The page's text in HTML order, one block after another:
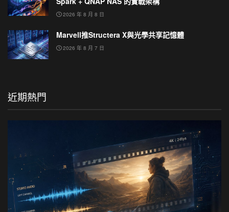
2026 年 8 月 8 日
Marvell推Structera X與光學共享記憶體
2026 年 8 月 7 日
近期熱門